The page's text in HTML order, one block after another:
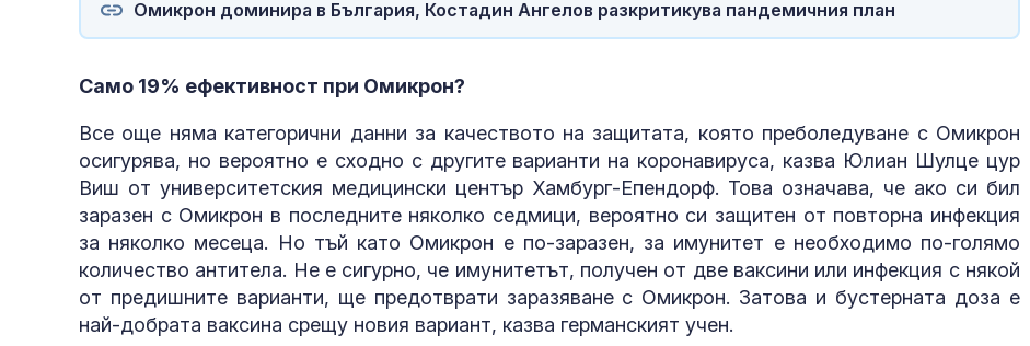
Омикрон доминира в България, Костадин Ангелов разкритикува пандемичния план
Само 19% ефективност при Омикрон?
Все още няма категорични данни за качеството на защитата, която преболедуване с Омикрон
осигурява, но вероятно е сходно с другите варианти на коронавируса, казва Юлиан Шулце цур
Виш от университетския медицински център Хамбург-Епендорф. Това означава, че ако си бил
заразен с Омикрон в последните няколко седмици, вероятно си защитен от повторна инфекция
за няколко месеца. Но тъй като Омикрон е по-заразен, за имунитет е необходимо по-голямо
количество антитела. Не е сигурно, че имунитетът, получен от две ваксини или инфекция с някой
от предишните варианти, ще предотврати заразяване с Омикрон. Затова и бустерната доза е
най-добрата ваксина срещу новия вариант, казва германският учен.
Защо някои хора са
като магнит за
комарите, а други се
разминават с
ухапванията им?
е насилникът над
момчето от Радомир
Кървене след секс –
Почти половината
бебета по света са
изключително
кърмени през първите
шест месеца
костите с напредване
на възрастта?